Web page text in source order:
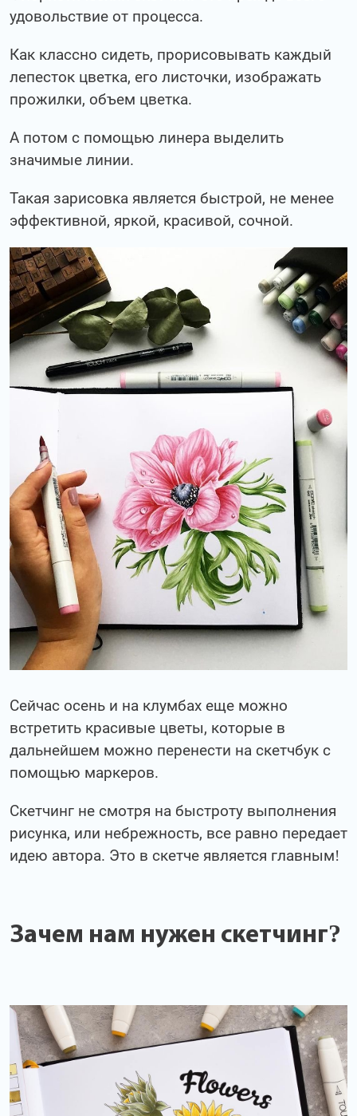
удовольствие от процесса.
Как классно сидеть, прорисовывать каждый
лепесток цветка, его листочки, изображать
прожилки, объем цветка.
А потом с помощью линера выделить
значимые линии.
Такая зарисовка является быстрой, не менее
эффективной, яркой, красивой, сочной.
Сейчас осень и на клумбах еще можно
встретить красивые цветы, которые в
дальнейшем можно перенести на скетчбук с
помощью маркеров.
Скетчинг не смотря на быстроту выполнения
рисунка, или небрежность, все равно передает
идею автора. Это в скетче является главным!
Зачем нам нужен скетчинг?